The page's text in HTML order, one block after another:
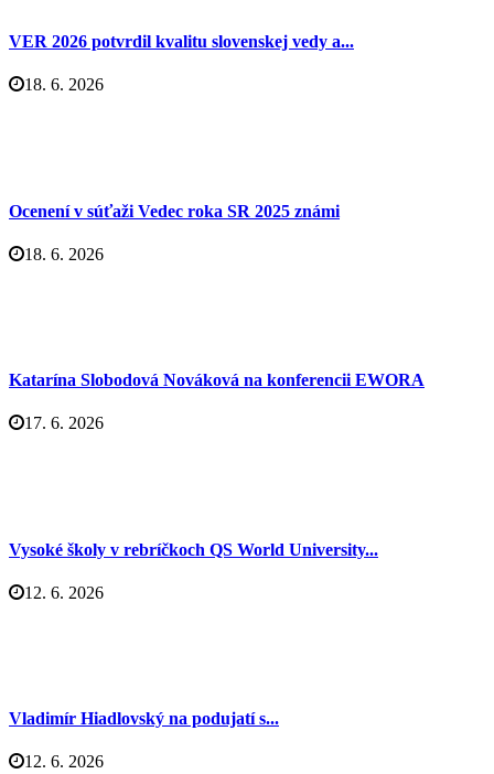
VER 2026 potvrdil kvalitu slovenskej vedy a...
18. 6. 2026
Ocenení v súťaži Vedec roka SR 2025 známi
18. 6. 2026
Katarína Slobodová Nováková na konferencii EWORA
17. 6. 2026
Vysoké školy v rebríčkoch QS World University...
12. 6. 2026
Vladimír Hiadlovský na podujatí s...
12. 6. 2026